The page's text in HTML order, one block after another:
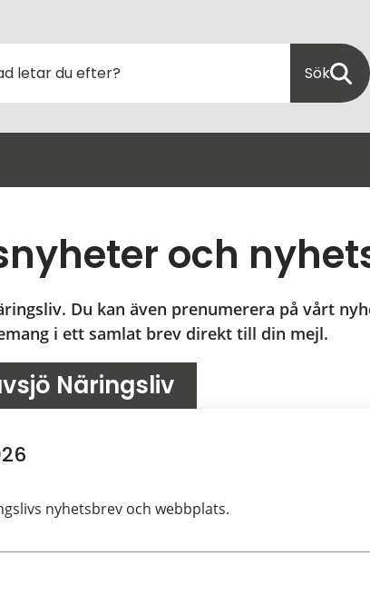
Sök
och
Du kan även prenumerera på vårt
i ett samlat brev direkt till din mejl.
Näringsliv
nyhetsbrev och webbplats.